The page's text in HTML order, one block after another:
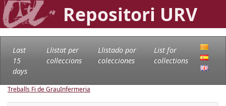
Repositori URV
Last
15
days
Llistat per
col·leccions
Llistado por
colecciones
List for
collections
Treballs Fi de GrauInfermeria